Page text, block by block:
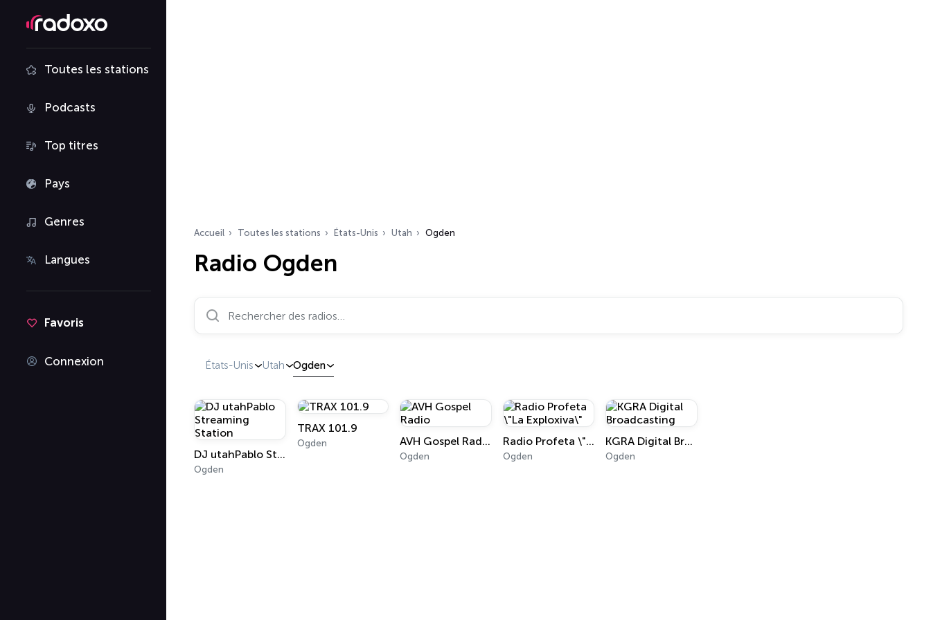
Toutes les stations
Podcasts
Top titres
Pays
Genres
Langues
Favoris
Connexion
Accueil Toutes les stations États-Unis Utah Ogden
Radio Ogden
Rechercher des radios…
États-Unis Utah Ogden
DJ utahPablo Streaming Station
Ogden
TRAX 101.9
Ogden AVH Gospel Radio
Ogden
Radio Profeta \"La Exploxiva\"
Ogden
KGRA Digital Broadcasting
Ogden